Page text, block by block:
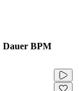
Dauer BPM